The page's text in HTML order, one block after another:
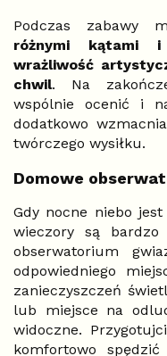
Podczas zabawy
różnymi kątami i
wrażliwość
chwil. Na
wspólnie ocenić i
dodatkowo
twórczego wysiłku.
Domowe
Gdy nocne niebo
wieczory są bardzo
obserwatorium
odpowiedniego
zanieczyszczeń
lub miejsce na
widoczne.
komfortowo